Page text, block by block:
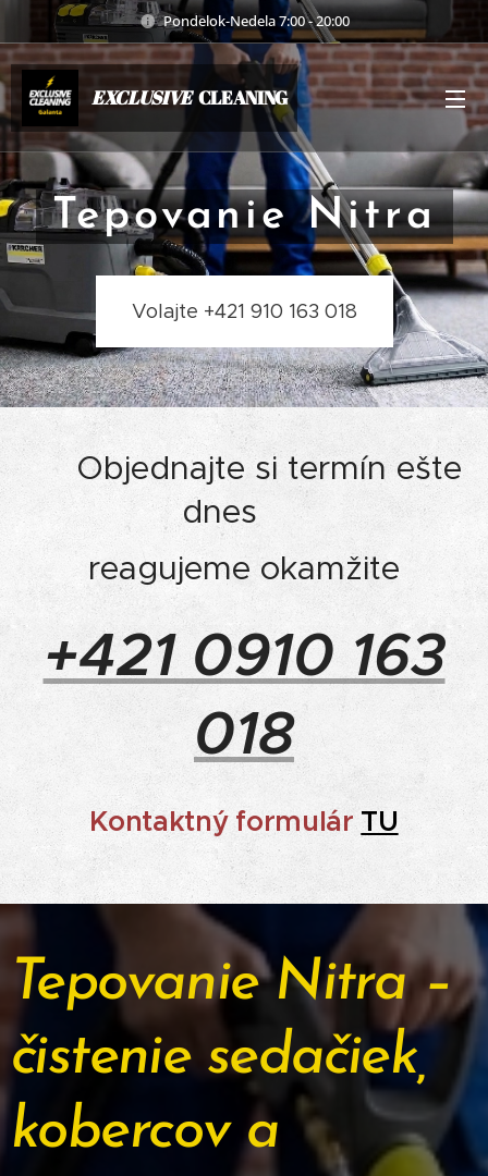
Pondelok-Nedela 7:00 - 20:00
EXCLUSIVE CLEANING
Tepovanie Nitra
Volajte +421 910 163 018
📞 Objednajte si termín ešte
dnes 📞
reagujeme okamžite
+421 0910 163
018
Kontaktný formulárTU
Tepovanie Nitra –
čistenie sedačiek,
kobercov a